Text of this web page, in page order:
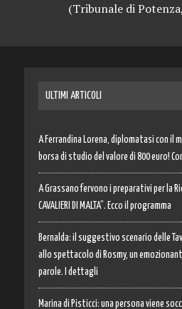
(Tribunale di
ULTIMI ARTICOLI
A Ferrandina Lorena, diplomatasi con il
borsa di studio del valore di 800 euro!
A Grassano fervono i preparativi per la
CAVALIERI DI MALTA”. Ecco il programma
Bernalda: il suggestivo scenario delle
allo spettacolo di Rosmy, un
parole. I dettagli
Marina di Pisticci: una persona viene